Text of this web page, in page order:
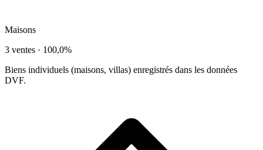
Maisons
3 ventes · 100,0%
Biens individuels (maisons, villas) enregistrés dans les données
DVF.